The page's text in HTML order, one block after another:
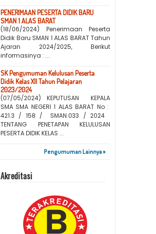
PENERIMAAN PESERTA DIDIK BARU
SMAN 1 ALAS BARAT
(18/06/2024) Penerimaan Peserta
Didik Baru SMAN 1 ALAS BARAT Tahun
Ajaran 2024/2025, Berikut
informasinya : ...
SK Pengumuman Kelulusan Peserta
Didik Kelas XII Tahun Pelajaran
2023/2024
(07/05/2024) KEPUTUSAN KEPALA
SMA SMA NEGERI 1 ALAS BARAT No :
421.3 / 158 / SMAN.033 / 2024
TENTANG PENETAPAN KELULUSAN
PESERTA DIDIK KELAS ...
Pengumuman Lainnya »
Akreditasi